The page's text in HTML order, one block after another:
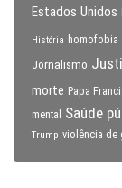
Estados Unidos
História homofobia
Jornalismo
morte Papa
mental
Saúde
Trump violência de